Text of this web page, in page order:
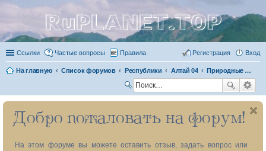
RuPLANET.TOP
Ссылки Частые вопросы Правила Вход
Регистрация
На главную Список форумов Республики Алтай 04 Природные объекты
ск
Добро пожаловать на форум!
На этом форуме вы можете оставить отзыв, задать вопрос или